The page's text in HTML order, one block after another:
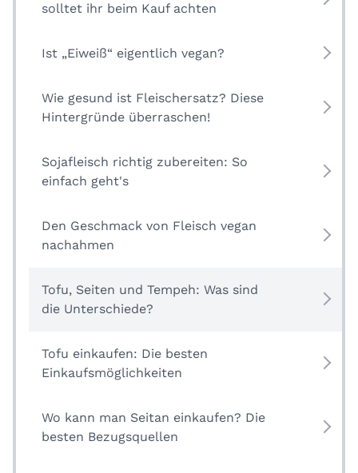
solltet ihr beim Kauf achten
Ist „Eiweiß“ eigentlich vegan?
Wie gesund ist Fleischersatz? Diese
Hintergründe überraschen!
Sojafleisch richtig zubereiten: So
einfach geht's
Den Geschmack von Fleisch vegan
nachahmen
Tofu, Seiten und Tempeh: Was sind
die Unterschiede?
Tofu einkaufen: Die besten
Einkaufsmöglichkeiten
Wo kann man Seitan einkaufen? Die
besten Bezugsquellen